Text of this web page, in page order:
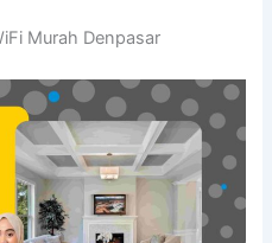
Murah Denpasar